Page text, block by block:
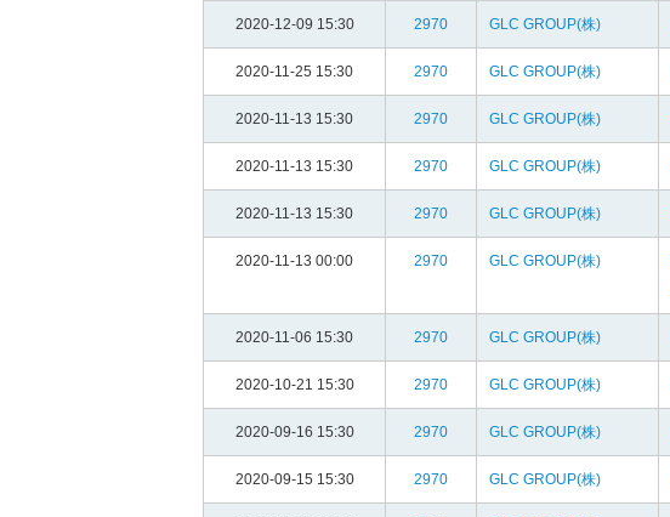
2020-12-09 15:30 2970 GLC GROUP(株)
2020-11-25 15:30 2970 GLC GROUP(株)
2020-11-13 15:30 2970 GLC GROUP(株)
2020-11-13 15:30 2970 GLC GROUP(株)
2020-11-13 15:30 2970 GLC GROUP(株)
2020-11-13 00:00 2970 GLC GROUP(株)
2020-11-06 15:30 2970 GLC GROUP(株)
2020-10-21 15:30 2970 GLC GROUP(株)
2020-09-16 15:30 2970 GLC GROUP(株)
2020-09-15 15:30 2970 GLC GROUP(株)